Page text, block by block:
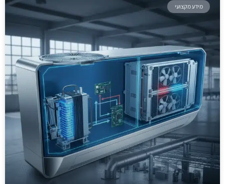
מידע מקצועי